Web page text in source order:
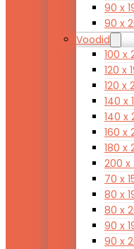
90 x
90 x
Voodid
100 x
120 x
120 x
140 x
140 x
160 x
180 x
200 x
70 x
80 x
80 x
90 x
90 x